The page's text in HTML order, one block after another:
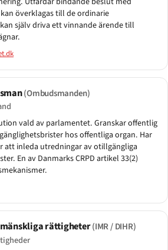
överklagas till de ordinarie
själv driva ett vinnande ärende till
(Ombudsmanden)
vald av parlamentet. Granskar offentlig
hos offentliga organ. Har
att inleda utredningar av otillgängliga
En av Danmarks CRPD artikel 33(2)
rättigheter(IMR / DIHR)